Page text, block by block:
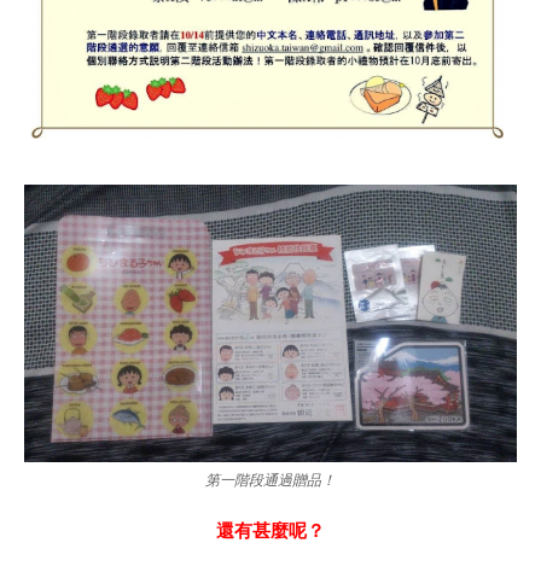
第一階段通過贈品！
還有甚麼呢？